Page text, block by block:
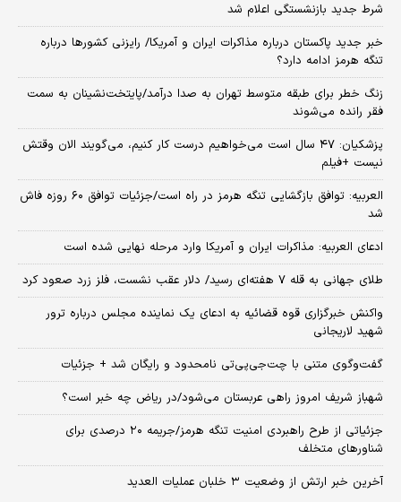
شرط جدید بازنشستگی اعلام شد
خبر جدید پاکستان درباره مذاکرات ایران و آمریکا/ رایزنی کشورها درباره
تنگه هرمز ادامه دارد؟
زنگ خطر برای طبقه متوسط تهران به صدا درآمد/پایتخت‌نشینان به سمت
فقر رانده می‌شوند
پزشکیان: ۴۷ سال است می‌خواهیم درست کار کنیم، می‌گویند الان وقتش
نیست +فیلم
العربیه: توافق بازگشایی تنگه هرمز در راه است/جزئیات توافق ۶۰ روزه فاش
شد
ادعای العربیه: مذاکرات ایران و آمریکا وارد مرحله نهایی شده است
طلای جهانی به قله ۷ هفته‌ای رسید/ دلار عقب نشست، فلز زرد صعود کرد
واکنش خبرگزاری قوه قضائیه به ادعای یک نماینده مجلس درباره ترور
شهید لاریجانی
گفت‌وگوی متنی با چت‌جی‌پی‌تی نامحدود و رایگان شد + جزئیات
شهباز شریف امروز راهی عربستان می‌شود/در ریاض چه خبر است؟
جزئیاتی از طرح راهبردی امنیت تنگه هرمز/جریمه ۲۰ درصدی برای
شناورهای متخلف
آخرین خبر ارتش از وضعیت ۳ خلبان عملیات العدید